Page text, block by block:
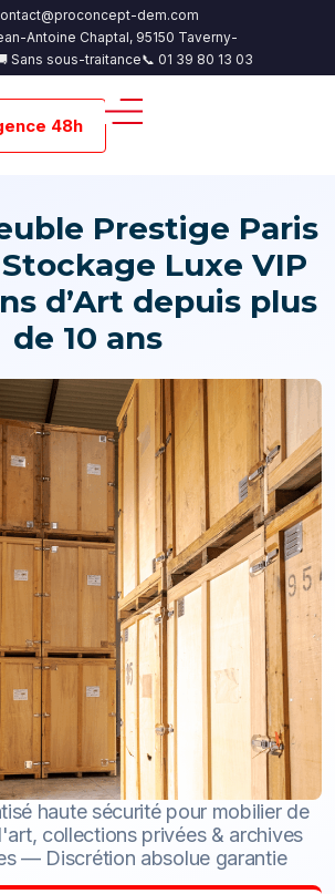
dem.com
Antoine Chaptal, 95150 Taverny-
Sans sous-traitance📞 01 39 80 13 03
48h
Prestige Paris
Luxe VIP
d’Art depuis plus
de 10 ans
haute sécurité pour mobilier de
collections privées & archives
— Discrétion absolue garantie